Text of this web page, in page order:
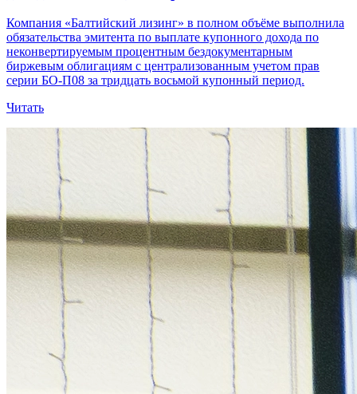
Компания «Балтийский лизинг» в полном объёме выполнила
обязательства эмитента по выплате купонного дохода по
неконвертируемым процентным бездокументарным
биржевым облигациям с централизованным учетом прав
серии БО-П08 за тридцать восьмой купонный период.
Читать